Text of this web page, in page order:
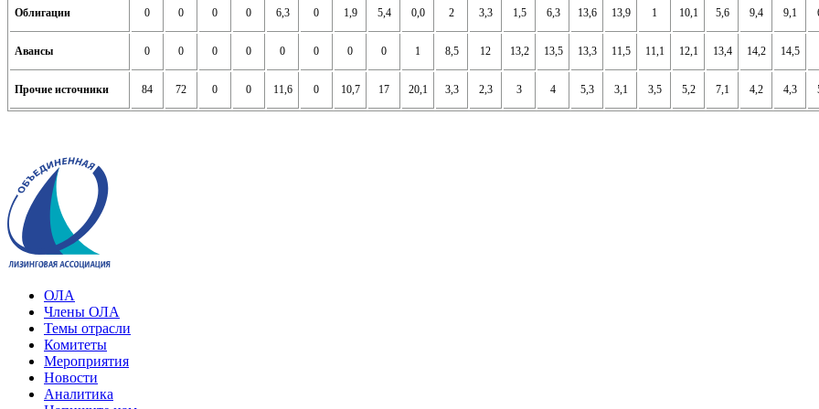
Облигации 0 0 0 0 6,3 0 1,9 5,4 0,0 2 3,3 1,5 6,3 13,6 13,9 1 10,1 5,6 9,4 9,1
Авансы 0 0 0 0 0 0 0 0 1 8,5 12 13,2 13,5 13,3 11,5 11,1 12,1 13,4 14,2 14,5
Прочие источники 84 72 0 0 11,6 0 10,7 17 20,1 3,3 2,3 3 4 5,3 3,1 3,5 5,2 7,1 4,2 4,3
ОЛА
Члены ОЛА
Темы отрасли
Комитеты
Мероприятия
Новости
Аналитика